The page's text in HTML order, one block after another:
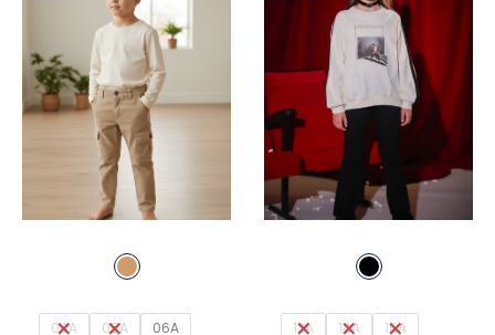
04A 05A
06A
12A 14A
16A